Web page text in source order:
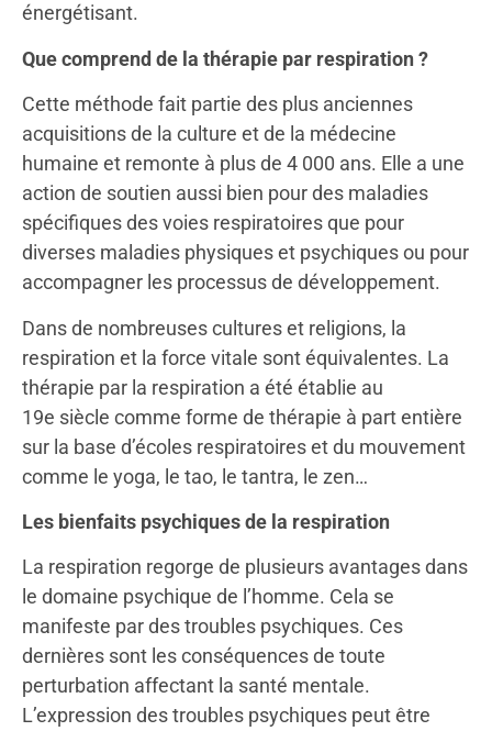
énergétisant.
Que comprend de la thérapie par respiration ?
Cette méthode fait partie des plus anciennes
acquisitions de la culture et de la médecine
humaine et remonte à plus de 4 000 ans. Elle a une
action de soutien aussi bien pour des maladies
spécifiques des voies respiratoires que pour
diverses maladies physiques et psychiques ou pour
accompagner les processus de développement.
Dans de nombreuses cultures et religions, la
respiration et la force vitale sont équivalentes. La
thérapie par la respiration a été établie au
19e siècle comme forme de thérapie à part entière
sur la base d’écoles respiratoires et du mouvement
comme le yoga, le tao, le tantra, le zen…
Les bienfaits psychiques de la respiration
La respiration regorge de plusieurs avantages dans
le domaine psychique de l’homme. Cela se
manifeste par des troubles psychiques. Ces
dernières sont les conséquences de toute
perturbation affectant la santé mentale.
L’expression des troubles psychiques peut être